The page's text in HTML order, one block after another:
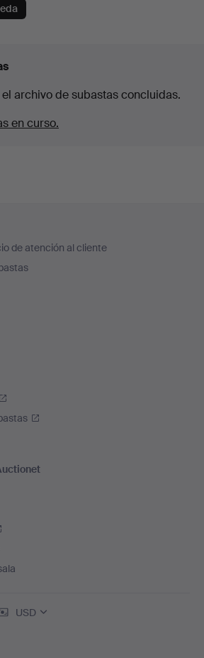
archivo de subastas concluidas.
en curso.
de atención al cliente
USD